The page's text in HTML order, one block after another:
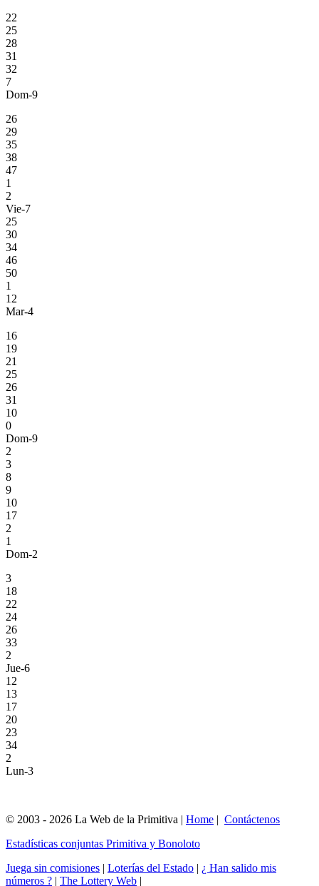
22
25
28
31
32
7
Dom-9
26
29
35
38
47
1
2
Vie-7
25
30
34
46
50
1
12
Mar-4
16
19
21
25
26
31
10
0
Dom-9
2
3
8
9
10
17
2
1
Dom-2
3
18
22
24
26
33
2
Jue-6
12
13
17
20
23
34
2
Lun-3
© 2003 - 2026 La Web de la Primitiva | Home | Contáctenos
Estadísticas conjuntas Primitiva y Bonoloto
Juega sin comisiones | Loterías del Estado | ¿ Han salido mis
números ? | The Lottery Web |